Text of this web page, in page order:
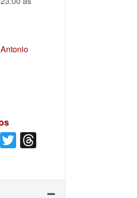
LinkedIn
Twitter